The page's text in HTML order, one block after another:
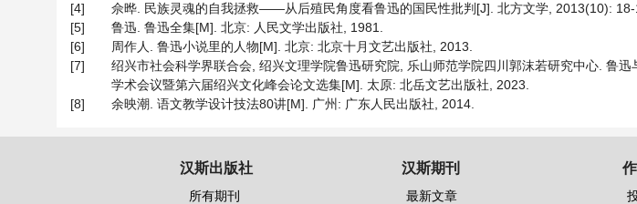
[4]
佘晔. 民族灵魂的自我拯救——从后殖民角度看鲁迅的国民性批判[J]. 北方文学, 2013(10): 18-
[5]
鲁迅. 鲁迅全集[M]. 北京: 人民文学出版社, 1981.
[6]
周作人. 鲁迅小说里的人物[M]. 北京: 北京十月文艺出版社, 2013.
[7]
绍兴市社会科学界联合会, 绍兴文理学院鲁迅研究院, 乐山师范学院四川郭沫若研究中心. 鲁
学术会议暨第六届绍兴文化峰会论文选集[M]. 太原: 北岳文艺出版社, 2023.
[8]
余映潮. 语文教学设计技法80讲[M]. 广州: 广东人民出版社, 2014.
汉斯出版社
所有期刊
汉斯期刊
最新文章